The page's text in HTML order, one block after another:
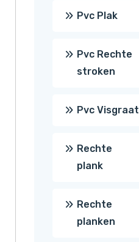
Pvc Plak
Pvc Rechte
stroken
Pvc Visgraat
Rechte
plank
Rechte
planken